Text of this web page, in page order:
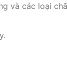
và các loại